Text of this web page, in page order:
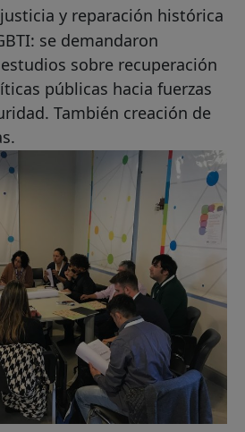
y reparación histórica
se demandaron
sobre recuperación
públicas hacia fuerzas
También creación de